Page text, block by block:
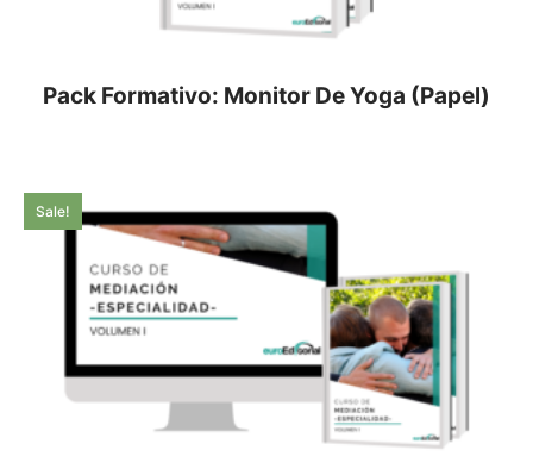
Pack Formativo: Monitor De Yoga (Papel)
Sale!